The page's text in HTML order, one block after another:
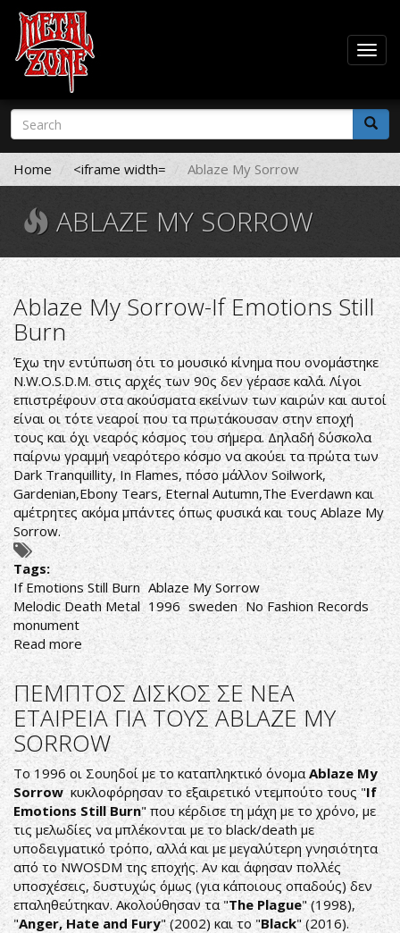
Skip
main
content
Search
form
Search
Home <iframe width= Ablaze My Sorrow
ABLAZE MY SORROW
Ablaze My Sorrow-If Emotions Still
Burn
Έχω την εντύπωση ότι το μουσικό κίνημα που ονομάστηκε
N.W.O.S.D.M. στις αρχές των 90ς δεν γέρασε καλά. Λίγοι
επιστρέφουν στα ακούσματα εκείνων των καιρών και αυτοί
είναι οι τότε νεαροί που τα πρωτάκουσαν στην εποχή
τους και όχι νεαρός κόσμος του σήμερα. Δηλαδή δύσκολα
παίρνω γραμμή νεαρότερο κόσμο να ακούει τα πρώτα των
Dark Tranquillity, In Flames, πόσο μάλλον Soilwork,
Gardenian,Ebony Tears, Eternal Autumn,The Everdawn και
αμέτρητες ακόμα μπάντες όπως φυσικά και τους Ablaze My
Sorrow.
Tags:
If Emotions Still Burn Ablaze My Sorrow
Melodic Death Metal 1996 sweden No Fashion Records
monument
Read more about
Ablaze
My
Sorrow-
If
Emotions
Still
Burn
ΠΕΜΠΤΟΣ ΔΙΣΚΟΣ ΣΕ ΝΕΑ
ΕΤΑΙΡΕΙΑ ΓΙΑ ΤΟΥΣ ΑBLAZE MY
SORROW
To 1996 oι Σουηδοί με το καταπληκτικό όνομαAblaze My
Sorrow κυκλοφόρησαν το εξαιρετικό ντεμπούτο τους "If
Emotions Still Burn" που κέρδισε τη μάχη με το χρόνο, με
τις μελωδίες να μπλέκονται με το black/death με
υποδειγματικό τρόπο, αλλά και με μεγαλύτερη γνησιότητα
από το NWOSDM της εποχής. Αν και άφησαν πολλές
υποσχέσεις, δυστυχώς όμως (για κάποιους οπαδούς) δεν
επαληθεύτηκαν. Ακολούθησαν τα "The Plague" (1998),
"Anger, Hate and Fury" (2002) και το "Black" (2016).